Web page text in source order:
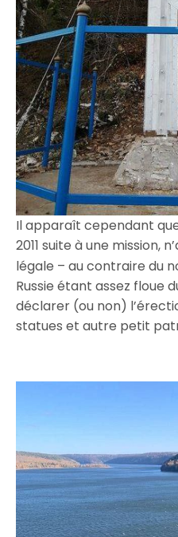
Il apparaît cependant
2011 suite à une mission,
légale – au contraire du
Russie étant assez floue
déclarer (ou non)
statues et autre petit